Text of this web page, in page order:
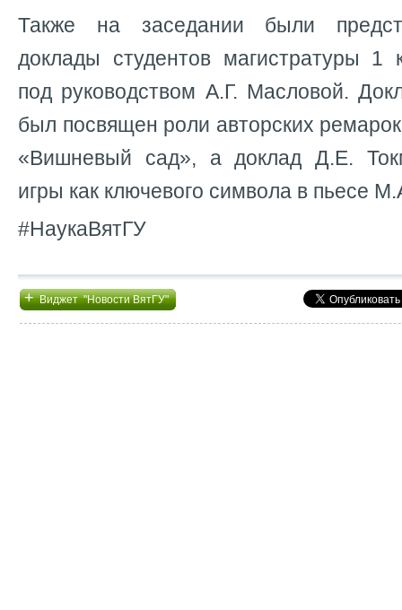
Также на заседании были
доклады студентов магистратуры 1
под руководством А.Г. Масловой.
был посвящен роли авторских
«Вишневый сад», а доклад Д.Е.
игры как ключевого символа в пьесе
#НаукаВятГУ
+Виджет "Новости ВятГУ"